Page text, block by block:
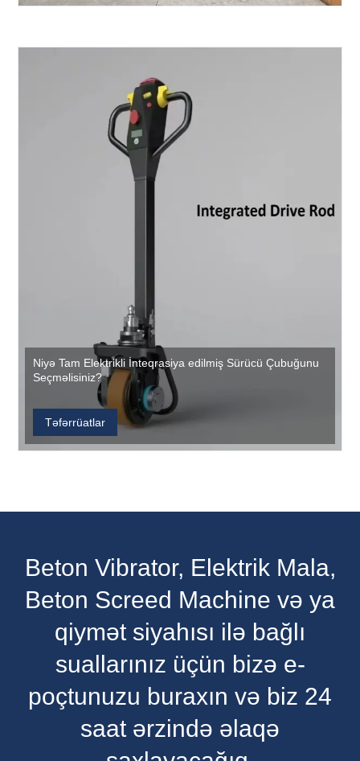
Niyə Tam Elektrikli İnteqrasiya edilmiş Sürücü Çubuğunu
Seçməlisiniz?
Təfərrüatlar
Beton Vibrator, Elektrik Mala,
Beton Screed Machine və ya
qiymət siyahısı ilə bağlı
suallarınız üçün bizə e-
poçtunuzu buraxın və biz 24
saat ərzində əlaqə